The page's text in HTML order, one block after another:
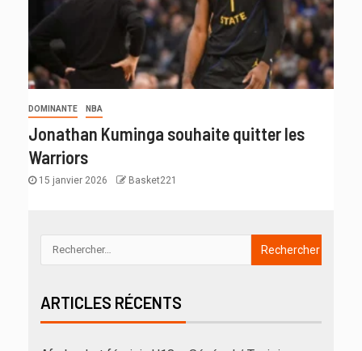
DOMINANTE NBA
Jonathan Kuminga souhaite quitter les
Warriors
15 janvier 2026 Basket221
ARTICLES RÉCENTS